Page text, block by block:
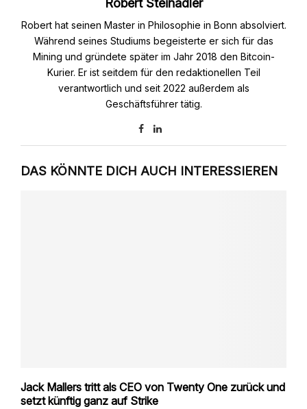
Robert Steinadler
Robert hat seinen Master in Philosophie in Bonn absolviert.
Während seines Studiums begeisterte er sich für das
Mining und gründete später im Jahr 2018 den Bitcoin-
Kurier. Er ist seitdem für den redaktionellen Teil
verantwortlich und seit 2022 außerdem als
Geschäftsführer tätig.
DAS KÖNNTE DICH AUCH INTERESSIEREN
Jack Mallers tritt als CEO von Twenty One zurück und
setzt künftig ganz auf Strike